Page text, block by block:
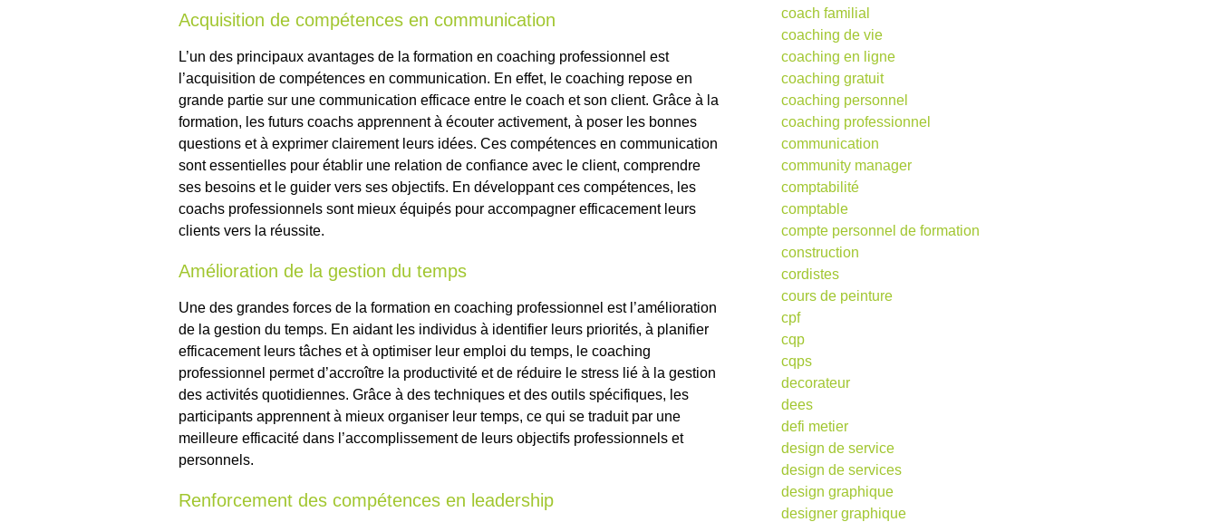
Acquisition de compétences en communication
L’un des principaux avantages de la formation en coaching professionnel est
l’acquisition de compétences en communication. En effet, le coaching repose en
grande partie sur une communication efficace entre le coach et son client. Grâce à la
formation, les futurs coachs apprennent à écouter activement, à poser les bonnes
questions et à exprimer clairement leurs idées. Ces compétences en communication
sont essentielles pour établir une relation de confiance avec le client, comprendre
ses besoins et le guider vers ses objectifs. En développant ces compétences, les
coachs professionnels sont mieux équipés pour accompagner efficacement leurs
clients vers la réussite.
Amélioration de la gestion du temps
Une des grandes forces de la formation en coaching professionnel est l’amélioration
de la gestion du temps. En aidant les individus à identifier leurs priorités, à planifier
efficacement leurs tâches et à optimiser leur emploi du temps, le coaching
professionnel permet d’accroître la productivité et de réduire le stress lié à la gestion
des activités quotidiennes. Grâce à des techniques et des outils spécifiques, les
participants apprennent à mieux organiser leur temps, ce qui se traduit par une
meilleure efficacité dans l’accomplissement de leurs objectifs professionnels et
personnels.
Renforcement des compétences en leadership
coach familial
coaching de vie
coaching en ligne
coaching gratuit
coaching personnel
coaching professionnel
communication
community manager
comptabilité
comptable
compte personnel de formation
construction
cordistes
cours de peinture
cpf
cqp
cqps
decorateur
dees
defi metier
design de service
design de services
design graphique
designer graphique